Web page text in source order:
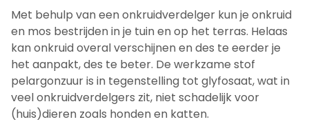
Met behulp van een onkruidverdelger kun je onkruid
en mos bestrijden in je tuin en op het terras. Helaas
kan onkruid overal verschijnen en des te eerder je
het aanpakt, des te beter. De werkzame stof
pelargonzuur is in tegenstelling tot glyfosaat, wat in
veel onkruidverdelgers zit, niet schadelijk voor
(huis)dieren zoals honden en katten.